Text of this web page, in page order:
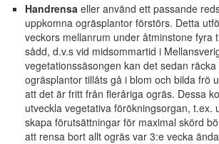
Handrensa eller använd ett passande
uppkomna ogräsplantor förstörs. Detta
veckors mellanrum under åtminstone fyra
sådd, d.v.s vid midsommartid i
vegetationssäsongen kan det sedan
ogräsplantor tillåts gå i blom och bilda frö
att det är fritt från fleråriga ogräs. Dessa
utveckla vegetativa förökningsorgan, t.ex.
skapa förutsättningar för maximal skörd
att rensa bort allt ogräs var 3:e vecka